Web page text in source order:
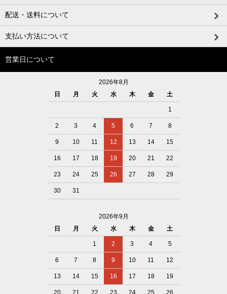
配送・送料について
支払い方法について
営業日について
2026年8月
日
月 火 水 木 金 土
1
2 3 4 5 6 7 8
9 10 11 12 13 14 15
16 17 18 19 20 21 22
23 24 25 26 27 28 29
30 31
2026年9月
日
月 火 水 木 金 土
1 2 3 4 5
6 7 8 9 10 11 12
13 14 15 16 17 18 19
20 21 22 23 24 25 26